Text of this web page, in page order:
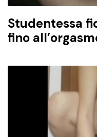
Studentessa
fino